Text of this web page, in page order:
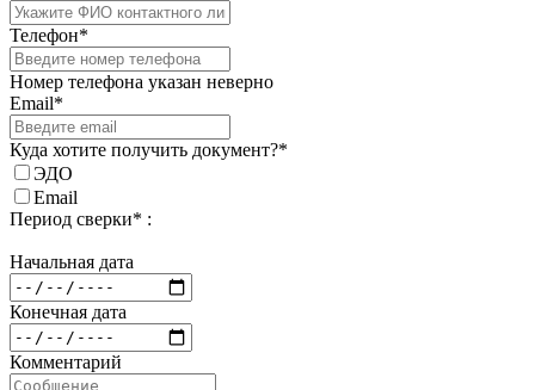
Телефон*
Номер телефона указан неверно
Email*
Куда хотите получить документ?*
ЭДО
Email
Период сверки* :
Начальная дата
Конечная дата
Комментарий